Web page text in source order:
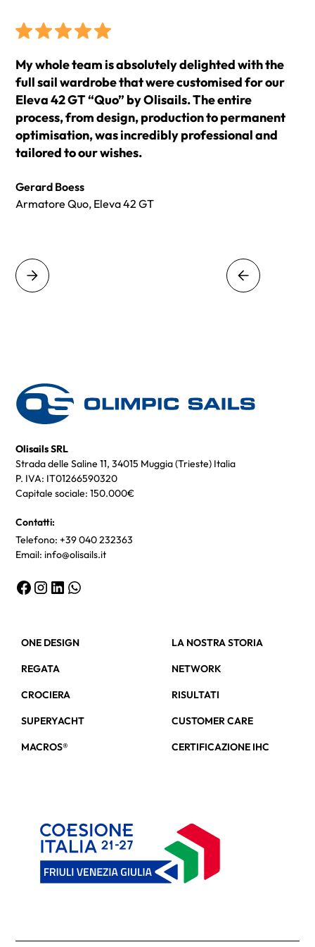
My whole team is absolutely delighted with the
full sail wardrobe that were customised for our
Eleva 42 GT “Quo” by Olisails. The entire
process, from design, production to permanent
optimisation, was incredibly professional and
tailored to our wishes.
Gerard Boess
Armatore Quo, Eleva 42 GT
Olisails SRL
Strada delle Saline 11, 34015 Muggia (Trieste) Italia
P. IVA: IT01266590320
Capitale sociale: 150.000€
Contatti:
Telefono: +39 040 232363
Email: info@olisails.it
ONE DESIGN
REGATA
CROCIERA
SUPERYACHT
MACROS®
LA NOSTRA STORIA
NETWORK
RISULTATI
CUSTOMER CARE
CERTIFICAZIONE IHC